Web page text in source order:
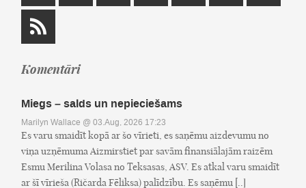
Komentāri
Miegs – salds un nepieciešams
Marilyn Wallace @ 03.Aug, 2026 17:23
Es varu smaidīt kopā ar šo vīrieti, es saņēmu aizdevumu no
viņa uzņēmuma Aizmirstiet par savām finansiālajām raizēm
Esmu Merilina Volasa no Teksasas, ASV. Es atkal varu smaidīt
ar šī vīrieša (Ričarda Fēliksa) palīdzību. Es saņēmu [..]